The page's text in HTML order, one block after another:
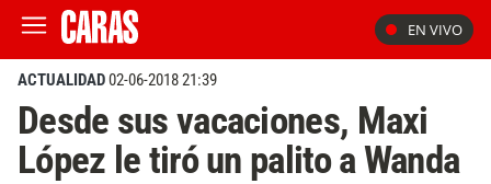
EN VIVO
ACTUALIDAD02-06-2018 21:39
Desde sus vacaciones, Maxi
López le tiró un palito a Wanda